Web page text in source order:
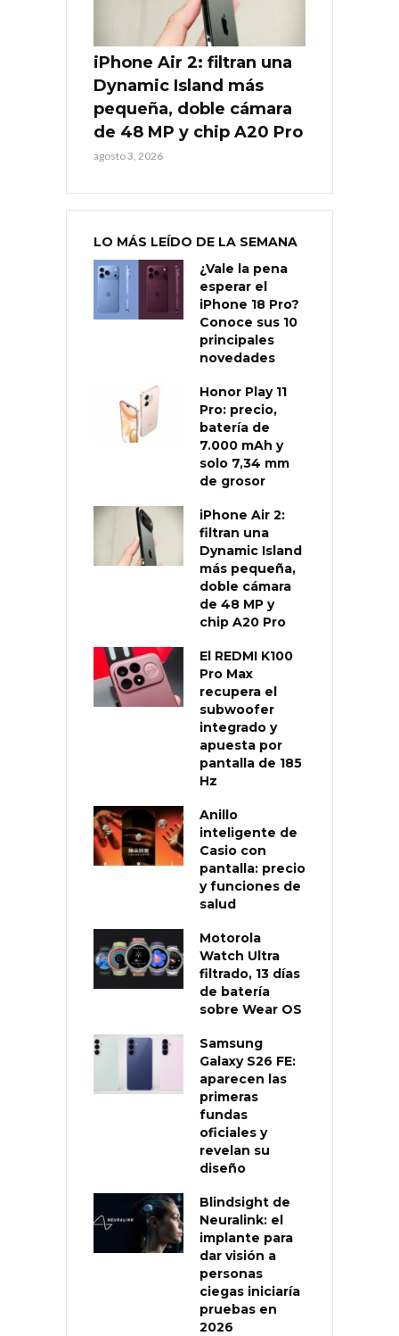
iPhone Air 2: filtran una
Dynamic Island más
pequeña, doble cámara
de 48 MP y chip A20 Pro
agosto 3, 2026
LO MÁS LEÍDO DE LA SEMANA
¿Vale la pena
esperar el
iPhone 18 Pro?
Conoce sus 10
principales
novedades
Honor Play 11
Pro: precio,
batería de
7.000 mAh y
solo 7,34 mm
de grosor
iPhone Air 2:
filtran una
Dynamic Island
más pequeña,
doble cámara
de 48 MP y
chip A20 Pro
El REDMI K100
Pro Max
recupera el
subwoofer
integrado y
apuesta por
pantalla de 185
Hz
Anillo
inteligente de
Casio con
pantalla: precio
y funciones de
salud
Motorola
Watch Ultra
filtrado, 13 días
de batería
sobre Wear OS
Samsung
Galaxy S26 FE:
aparecen las
primeras
fundas
oficiales y
revelan su
diseño
Blindsight de
Neuralink: el
implante para
dar visión a
personas
ciegas iniciaría
pruebas en
2026